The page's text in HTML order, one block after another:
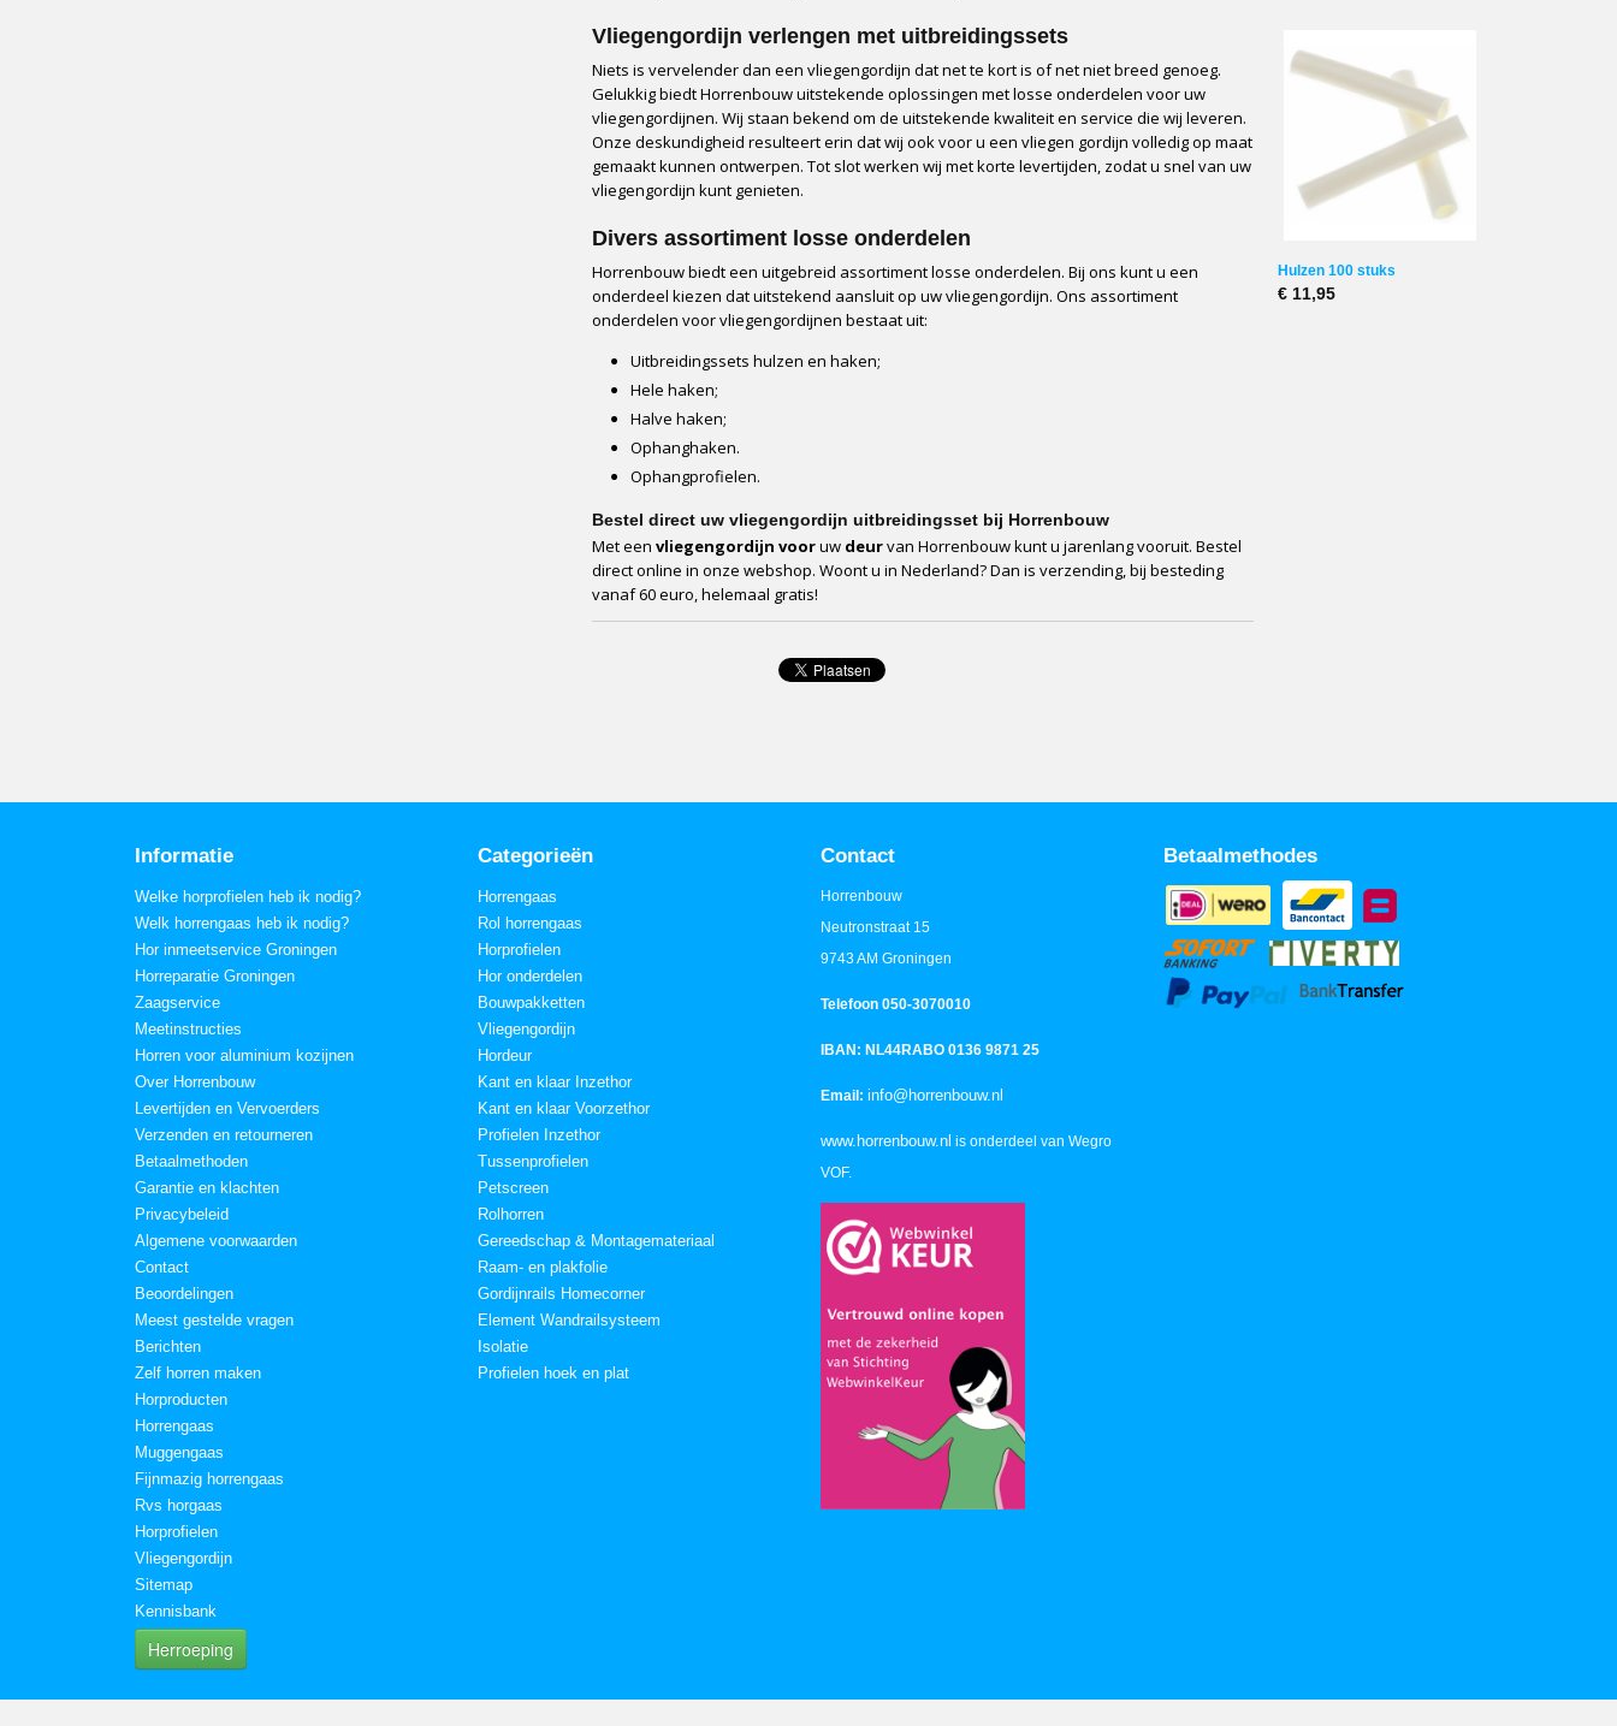
Vliegengordijn verlengen met uitbreidingssets
Niets is vervelender dan een vliegengordijn dat net te kort is of net niet breed genoeg.
Gelukkig biedt Horrenbouw uitstekende oplossingen met losse onderdelen voor uw
vliegengordijnen. Wij staan bekend om de uitstekende kwaliteit en service die wij leveren.
Onze deskundigheid resulteert erin dat wij ook voor u een vliegen gordijn volledig op maat
gemaakt kunnen ontwerpen. Tot slot werken wij met korte levertijden, zodat u snel van uw
vliegengordijn kunt genieten.
Divers assortiment losse onderdelen
Horrenbouw biedt een uitgebreid assortiment losse onderdelen. Bij ons kunt u een
onderdeel kiezen dat uitstekend aansluit op uw vliegengordijn. Ons assortiment
onderdelen voor vliegengordijnen bestaat uit:
Uitbreidingssets hulzen en haken;
Hele haken;
Halve haken;
Ophanghaken.
Ophangprofielen.
Bestel direct uw vliegengordijn uitbreidingsset bij Horrenbouw
Met een vliegengordijn vooruw deurvan Horrenbouw kunt u jarenlang vooruit. Bestel
direct online in onze webshop. Woont u in Nederland? Dan is verzending, bij besteding
vanaf 60 euro, helemaal gratis!
Hulzen 100 stuks
€ 11,95
Informatie
Welke horprofielen heb ik nodig?
Welk horrengaas heb ik nodig?
Hor inmeetservice Groningen
Horreparatie Groningen
Zaagservice
Meetinstructies
Horren voor aluminium kozijnen
Over Horrenbouw
Levertijden en Vervoerders
Verzenden en retourneren
Betaalmethoden
Garantie en klachten
Privacybeleid
Algemene voorwaarden
Contact
Beoordelingen
Meest gestelde vragen
Berichten
Zelf horren maken
Horproducten
Horrengaas
Muggengaas
Fijnmazig horrengaas
Rvs horgaas
Horprofielen
Vliegengordijn
Sitemap
Kennisbank
Herroeping
Categorieën
Horrengaas
Rol horrengaas
Horprofielen
Hor onderdelen
Bouwpakketten
Vliegengordijn
Hordeur
Kant en klaar Inzethor
Kant en klaar Voorzethor
Profielen Inzethor
Tussenprofielen
Petscreen
Rolhorren
Gereedschap & Montagemateriaal
Raam- en plakfolie
Gordijnrails Homecorner
Element Wandrailsysteem
Isolatie
Profielen hoek en plat
Contact
Horrenbouw
Neutronstraat 15
9743 AM Groningen
Telefoon 050-3070010
IBAN: NL44RABO 0136 9871 25
Email: info@horrenbouw.nl
www.horrenbouw.nl is onderdeel van Wegro
VOF.
Betaalmethodes